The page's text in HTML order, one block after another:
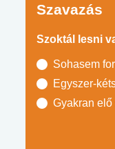
Szavazás
Szoktál lesni
Sohasem
Egyszer-
Gyakran elő